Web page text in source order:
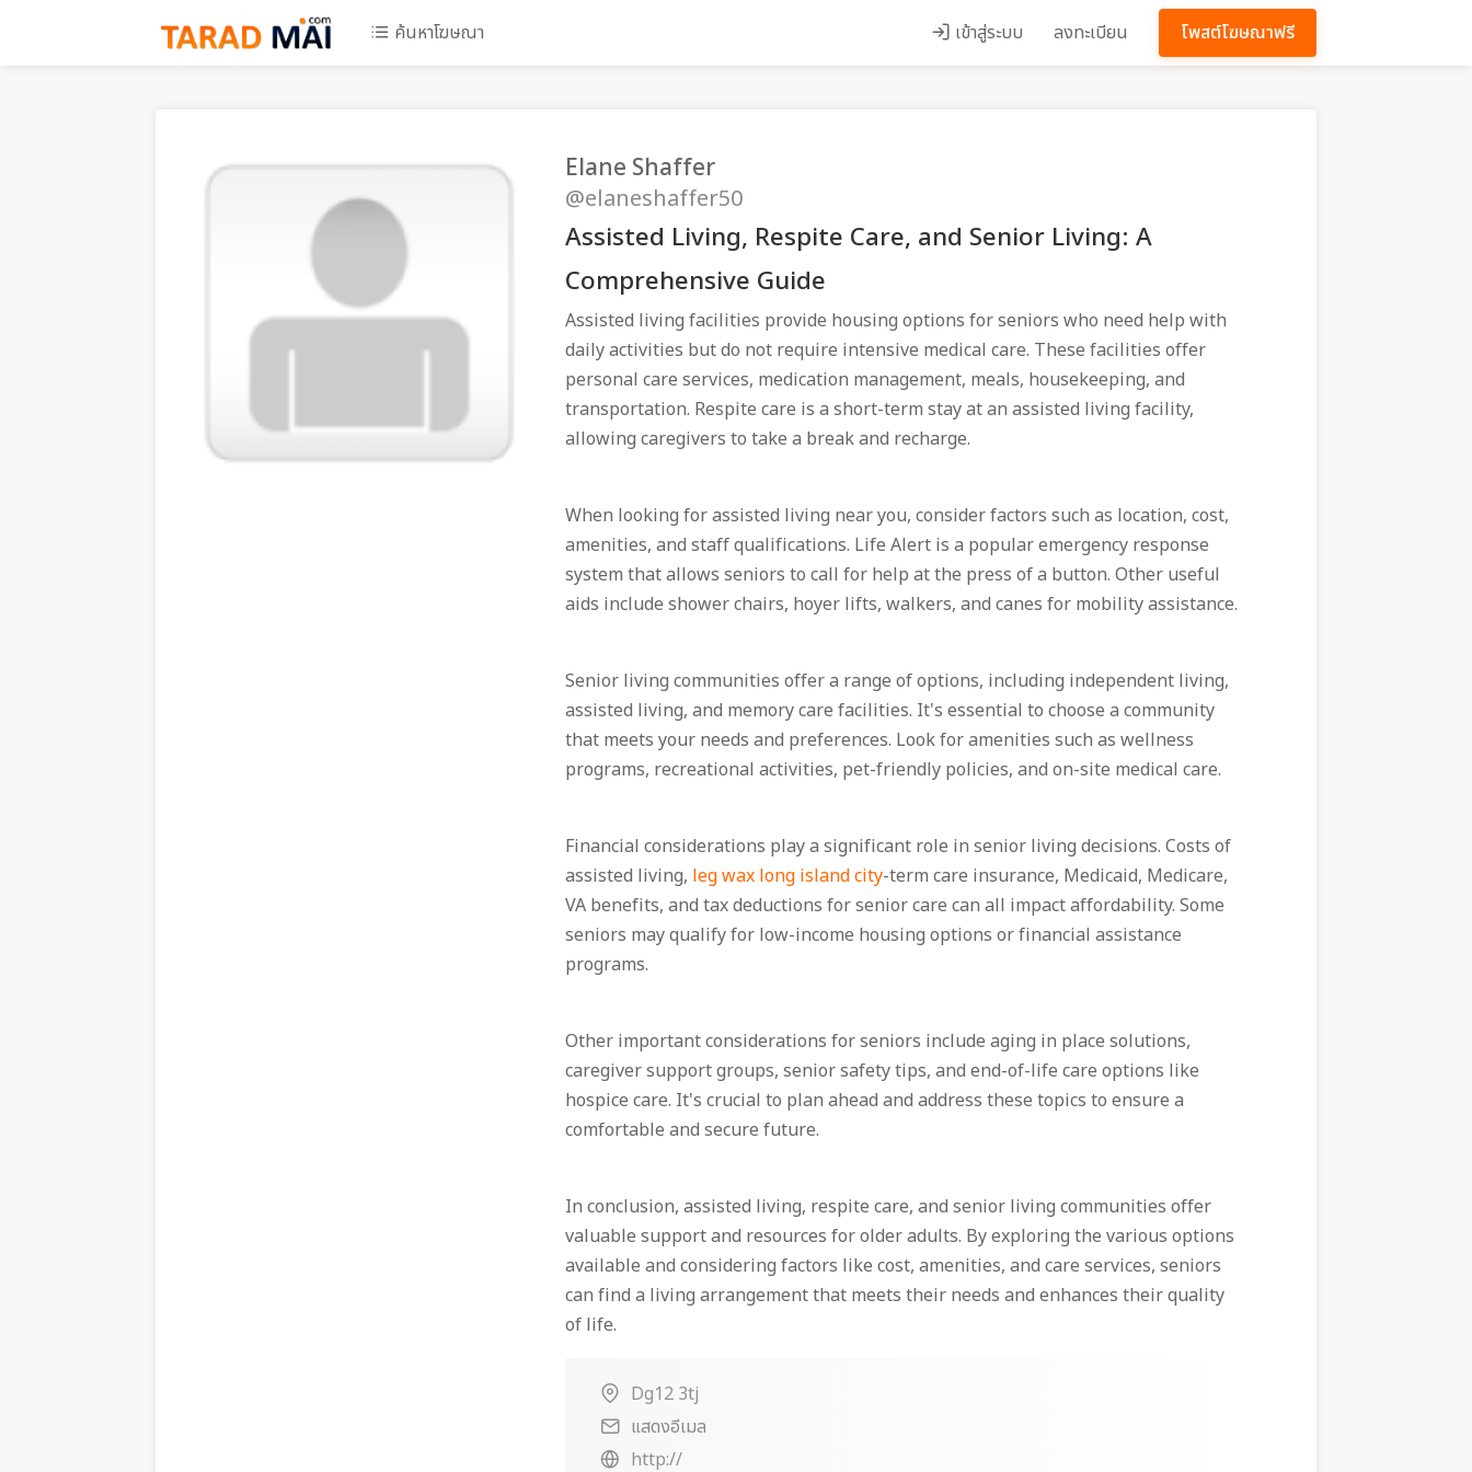
ค้นหาโฆษณา เข้าสู่ระบบ ลงทะเบียน โพสต์โฆษณาฟรี
Elane Shaffer
@elaneshaffer50
Assisted Living, Respite Care, and Senior Living: A
Comprehensive Guide
Assisted living facilities provide housing options for seniors who need help with
daily activities but do not require intensive medical care. These facilities offer
personal care services, medication management, meals, housekeeping, and
transportation. Respite care is a short-term stay at an assisted living facility,
allowing caregivers to take a break and recharge.
When looking for assisted living near you, consider factors such as location, cost,
amenities, and staff qualifications. Life Alert is a popular emergency response
system that allows seniors to call for help at the press of a button. Other useful
aids include shower chairs, hoyer lifts, walkers, and canes for mobility assistance.
Senior living communities offer a range of options, including independent living,
assisted living, and memory care facilities. It's essential to choose a community
that meets your needs and preferences. Look for amenities such as wellness
programs, recreational activities, pet-friendly policies, and on-site medical care.
Financial considerations play a significant role in senior living decisions. Costs of
assisted living, leg wax long island city-term care insurance, Medicaid, Medicare,
VA benefits, and tax deductions for senior care can all impact affordability. Some
seniors may qualify for low-income housing options or financial assistance
programs.
Other important considerations for seniors include aging in place solutions,
caregiver support groups, senior safety tips, and end-of-life care options like
hospice care. It's crucial to plan ahead and address these topics to ensure a
comfortable and secure future.
In conclusion, assisted living, respite care, and senior living communities offer
valuable support and resources for older adults. By exploring the various options
available and considering factors like cost, amenities, and care services, seniors
can find a living arrangement that meets their needs and enhances their quality
of life.
Dg12 3tj
แสดงอีเมล
http://